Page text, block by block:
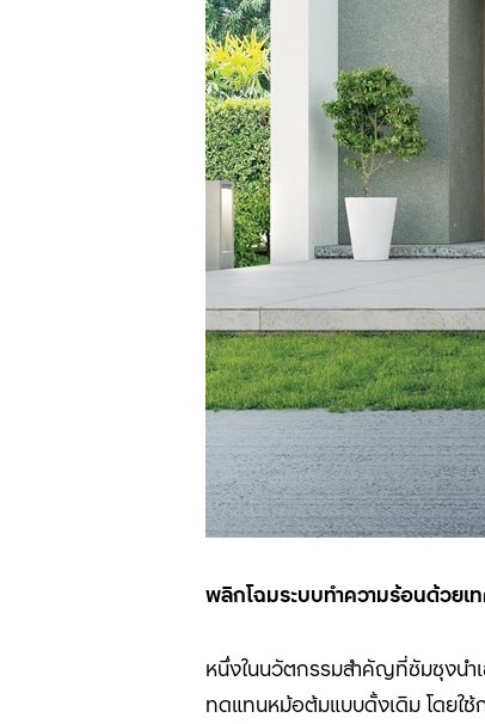
พลิกโฉมระบบทำความร้อนด้วยเ
หนึ่งในนวัตกรรมสำคัญที่ซัมซุงน
ทดแทนหม้อต้มแบบดั้งเดิม โดยใช้